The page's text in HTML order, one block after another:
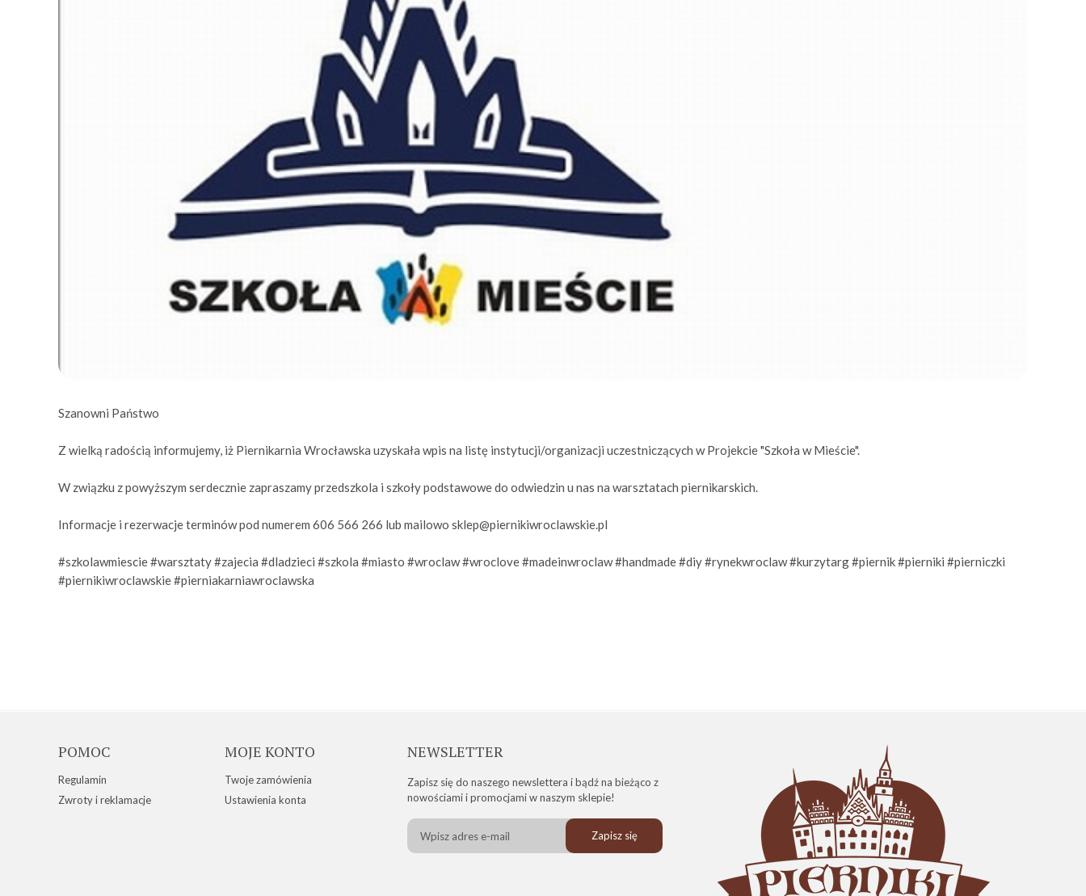
Szanowni Państwo
Z wielką radością informujemy, iż Piernikarnia Wrocławska uzyskała wpis na listę instytucji/organizacji uczestniczących w Projekcie "Szkoła w Mieście".
W związku z powyższym serdecznie zapraszamy przedszkola i szkoły podstawowe do odwiedzin u nas na warsztatach piernikarskich.
Informacje i rezerwacje terminów pod numerem 606 566 266 lub mailowo sklep@piernikiwroclawskie.pl
#szkolawmiescie#warsztaty#zajecia #dladzieci #szkola #miasto #wroclaw#wroclove#madeinwroclaw#handmade#diy#rynekwroclaw#kurzytarg#piernik#pierniki #pierniczki
#piernikiwroclawskie#pierniakarniawroclawska
POMOC
Regulamin
Zwroty i reklamacje
MOJE KONTO
Twoje zamówienia
Ustawienia konta
NEWSLETTER
Zapisz się do naszego newslettera i bądź na bieżąco z
nowościami i promocjami w naszym sklepie!
Zapisz się